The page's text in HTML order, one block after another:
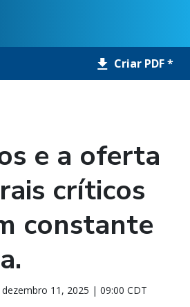
Criar PDF *
e a oferta
críticos
constante
11, 2025 | 09:00 CDT